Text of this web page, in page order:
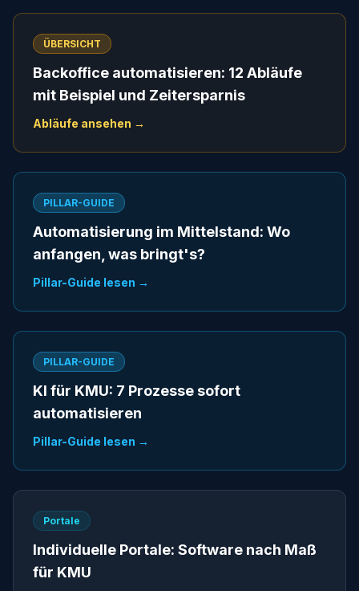
ÜBERSICHT
Backoffice automatisieren: 12 Abläufe
mit Beispiel und Zeitersparnis
Abläufe ansehen →
PILLAR-GUIDE
Automatisierung im Mittelstand: Wo
anfangen, was bringt's?
Pillar-Guide lesen →
PILLAR-GUIDE
KI für KMU: 7 Prozesse sofort
automatisieren
Pillar-Guide lesen →
Portale
Individuelle Portale: Software nach Maß
für KMU